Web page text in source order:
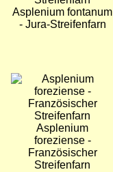
Asplenium fontanum
- Jura-Streifenfarn
Bild
Asplenium
foreziense -
Französischer
Streifenfarn